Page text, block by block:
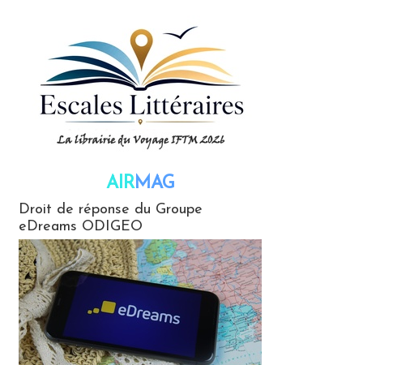
AIRMAG
Droit de réponse du Groupe
eDreams ODIGEO